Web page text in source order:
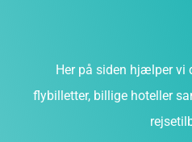
Her på siden hjælper vi
flybilletter, billige hoteller